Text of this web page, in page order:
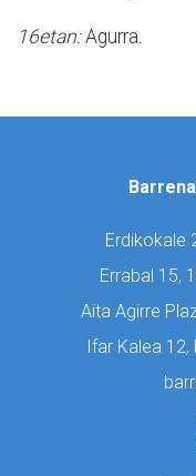
16etan:Agurra.
Erdikokale
Errabal 15,
Aita Agirre
Ifar Kalea 12,